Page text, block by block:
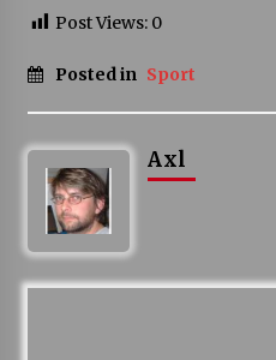
Post Views: 0
Posted in Sport
Axl